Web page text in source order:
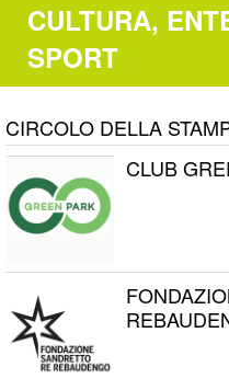
CULTURA,
SPORT
CIRCOLO DELLA
CLUB